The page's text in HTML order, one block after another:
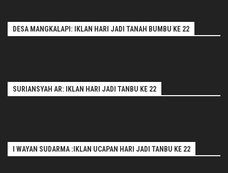
DESA MANGKALAPI: IKLAN HARI JADI TANAH BUMBU KE 22
SURIANSYAH AR: IKLAN HARI JADI TANBU KE 22
I WAYAN SUDARMA :IKLAN UCAPAN HARI JADI TANBU KE 22